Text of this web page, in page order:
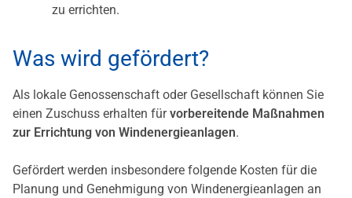
zu errichten.
Was wird gefördert?
Als lokale Genossenschaft oder Gesellschaft können Sie
einen Zuschuss erhalten fürvorbereitende Maßnahmen
zur Errichtung von Windenergieanlagen.
Gefördert werden insbesondere folgende Kosten für die
Planung und Genehmigung von Windenergieanlagen an